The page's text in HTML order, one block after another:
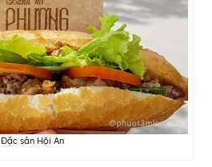
Đặc sản Hội An